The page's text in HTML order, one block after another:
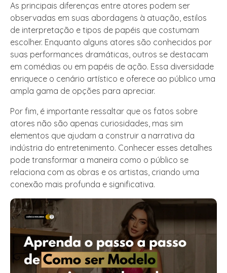
As principais diferenças entre atores podem ser
observadas em suas abordagens à atuação, estilos
de interpretação e tipos de papéis que costumam
escolher. Enquanto alguns atores são conhecidos por
suas performances dramáticas, outros se destacam
em comédias ou em papéis de ação. Essa diversidade
enriquece o cenário artístico e oferece ao público uma
ampla gama de opções para apreciar.
Por fim, é importante ressaltar que os fatos sobre
atores não são apenas curiosidades, mas sim
elementos que ajudam a construir a narrativa da
indústria do entretenimento. Conhecer esses detalhes
pode transformar a maneira como o público se
relaciona com as obras e os artistas, criando uma
conexão mais profunda e significativa.